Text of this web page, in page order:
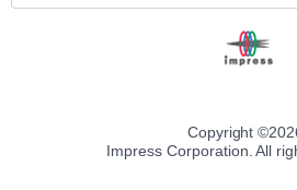
Copyright ©
Impress Corporation. All